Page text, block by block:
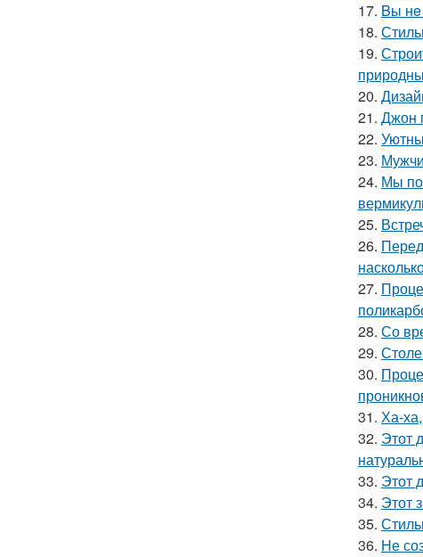
17. Bы нe
18.
19.
20.
21. Джон
22.
23.
24. Мы
25.
26.
27.
28. Со
29.
30.
31. Ха-
32. Этот
33. Этот
34. Этот
35.
36. Не